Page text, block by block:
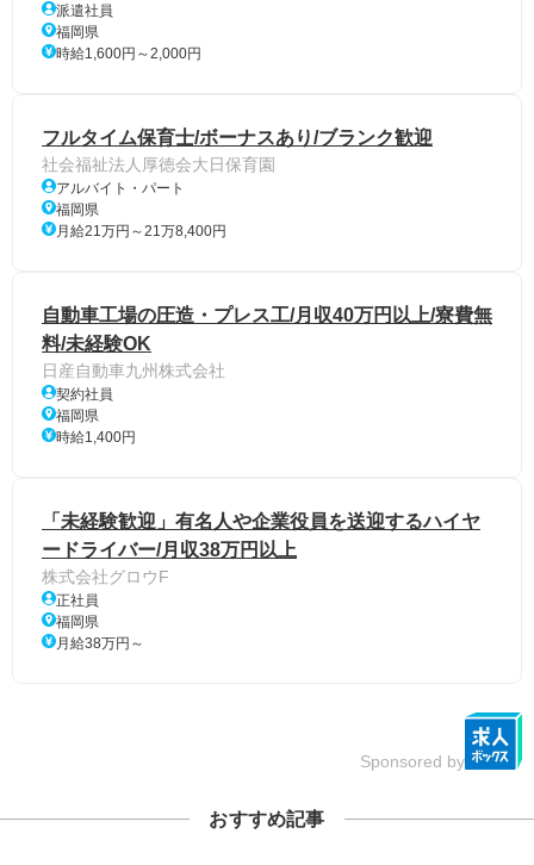
派遣社員
福岡県
時給1,600円～2,000円
フルタイム保育士/ボーナスあり/ブランク歓迎
社会福祉法人厚徳会大日保育園
アルバイト・パート
福岡県
月給21万円～21万8,400円
自動車工場の圧造・プレス工/月収40万円以上/寮費無
料/未経験OK
日産自動車九州株式会社
契約社員
福岡県
時給1,400円
「未経験歓迎」有名人や企業役員を送迎するハイヤ
ードライバー/月収38万円以上
株式会社グロウF
正社員
福岡県
月給38万円～
Sponsored by
おすすめ記事